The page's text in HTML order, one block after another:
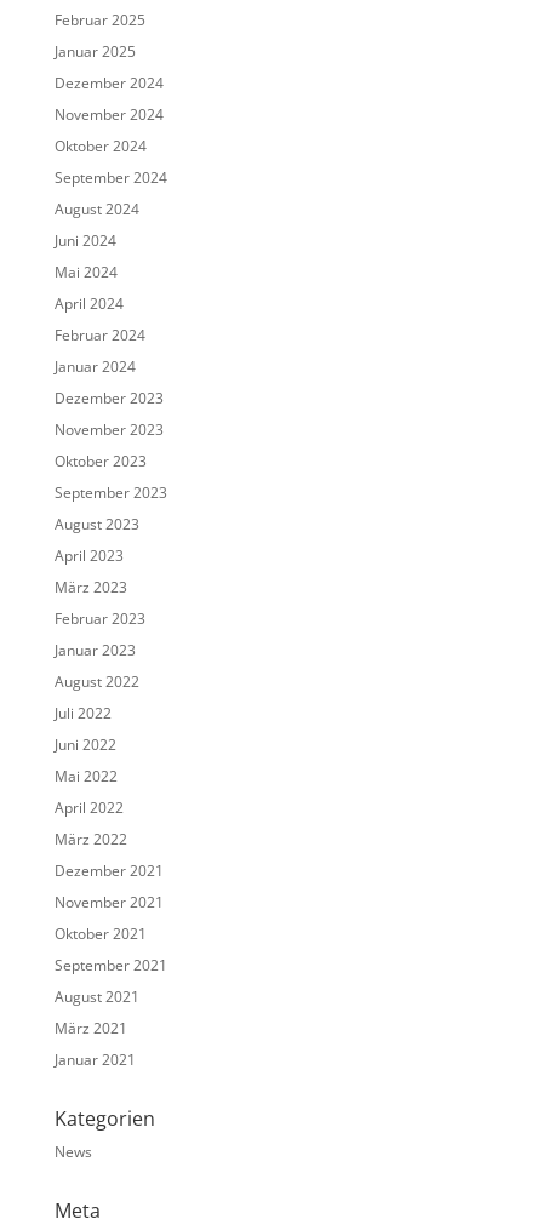
Februar 2025
Januar 2025
Dezember 2024
November 2024
Oktober 2024
September 2024
August 2024
Juni 2024
Mai 2024
April 2024
Februar 2024
Januar 2024
Dezember 2023
November 2023
Oktober 2023
September 2023
August 2023
April 2023
März 2023
Februar 2023
Januar 2023
August 2022
Juli 2022
Juni 2022
Mai 2022
April 2022
März 2022
Dezember 2021
November 2021
Oktober 2021
September 2021
August 2021
März 2021
Januar 2021
Kategorien
News
Meta